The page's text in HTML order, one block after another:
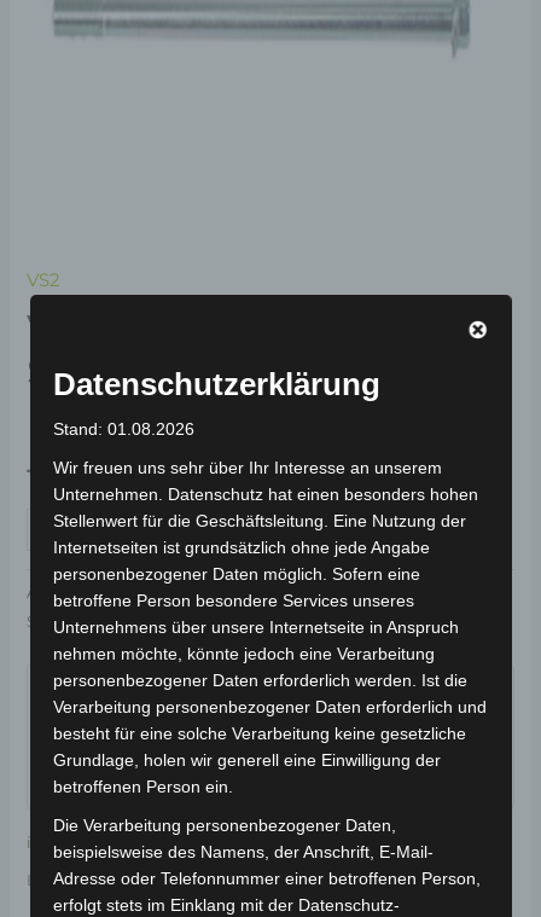
VS2
VS2
SECHSKANTSCHRAUBE
MIT FLANSCH (M6*12)
19,00€ *
IN DEN WARENKORB
Artikelnummer: 2B000-03004-12 Kategorie:
Schlagwort:Verschleißteile
Garantiert sicherer Checkout
inkl. 19 % MwSt.
Kostenloser Versand
Lieferzeit:Versandfertig innerhalb 24 Stunden*
Datenschutzerklärung
Stand: 01.08.2026
Wir freuen uns sehr über Ihr Interesse an unserem
Unternehmen. Datenschutz hat einen besonders hohen
Stellenwert für die Geschäftsleitung. Eine Nutzung der
Internetseiten ist grundsätzlich ohne jede Angabe
personenbezogener Daten möglich. Sofern eine
betroffene Person besondere Services unseres
Unternehmens über unsere Internetseite in Anspruch
nehmen möchte, könnte jedoch eine Verarbeitung
personenbezogener Daten erforderlich werden. Ist die
Verarbeitung personenbezogener Daten erforderlich und
besteht für eine solche Verarbeitung keine gesetzliche
Grundlage, holen wir generell eine Einwilligung der
betroffenen Person ein.
Die Verarbeitung personenbezogener Daten,
beispielsweise des Namens, der Anschrift, E-Mail-
Adresse oder Telefonnummer einer betroffenen Person,
erfolgt stets im Einklang mit der Datenschutz-